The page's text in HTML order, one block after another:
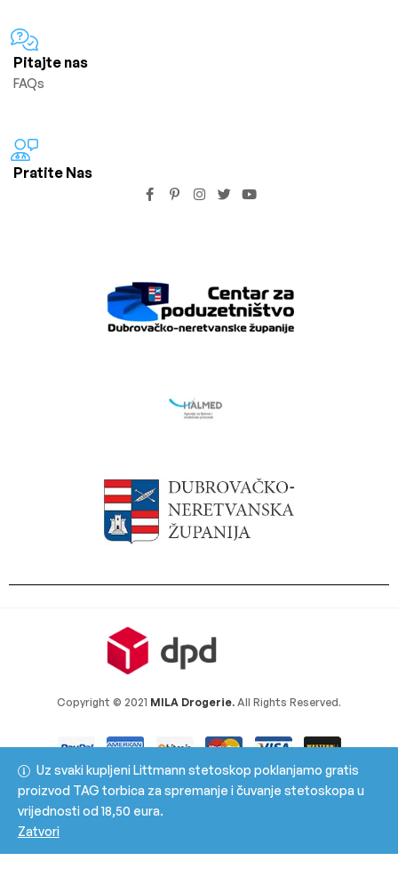
Uz svaki kupljeni Littmann stetoskop poklanjamo gratis
proizvod TAG torbica za spremanje i čuvanje stetoskopa u
vrijednosti od 18,50 eura.
Zatvori
Pitajte nas
FAQs
Pratite Nas
Copyright © 2021 MILA Drogerie. All Rights Reserved.